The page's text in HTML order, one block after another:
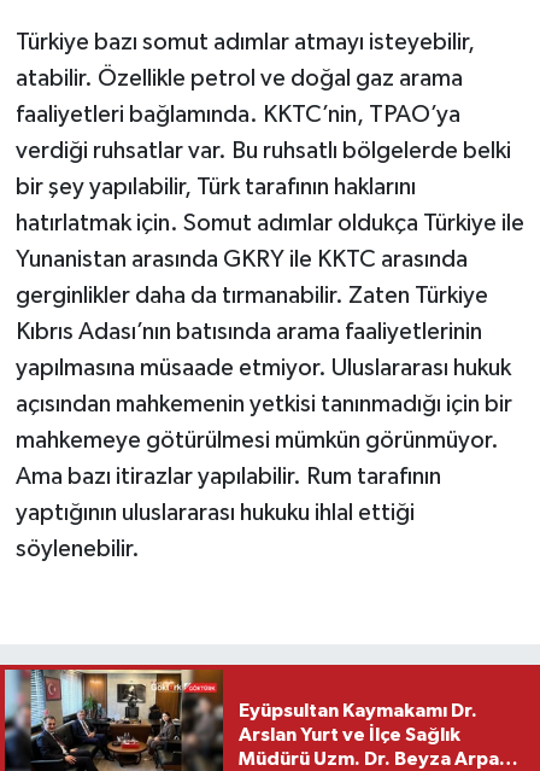
Türkiye bazı somut adımlar atmayı isteyebilir,
atabilir. Özellikle petrol ve doğal gaz arama
faaliyetleri bağlamında. KKTC’nin, TPAO’ya
verdiği ruhsatlar var. Bu ruhsatlı bölgelerde belki
bir şey yapılabilir, Türk tarafının haklarını
hatırlatmak için. Somut adımlar oldukça Türkiye ile
Yunanistan arasında GKRY ile KKTC arasında
gerginlikler daha da tırmanabilir. Zaten Türkiye
Kıbrıs Adası’nın batısında arama faaliyetlerinin
yapılmasına müsaade etmiyor. Uluslararası hukuk
açısından mahkemenin yetkisi tanınmadığı için bir
mahkemeye götürülmesi mümkün görünmüyor.
Ama bazı itirazlar yapılabilir. Rum tarafının
yaptığının uluslararası hukuku ihlal ettiği
söylenebilir.
Eyüpsultan Kaymakamı Dr.
Arslan Yurt ve İlçe Sağlık
Müdürü Uzm. Dr. Beyza Arpacı